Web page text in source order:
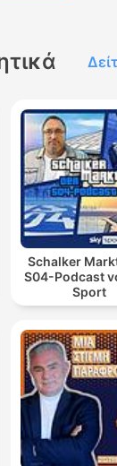
Schalker
S04-Podcast
Sport